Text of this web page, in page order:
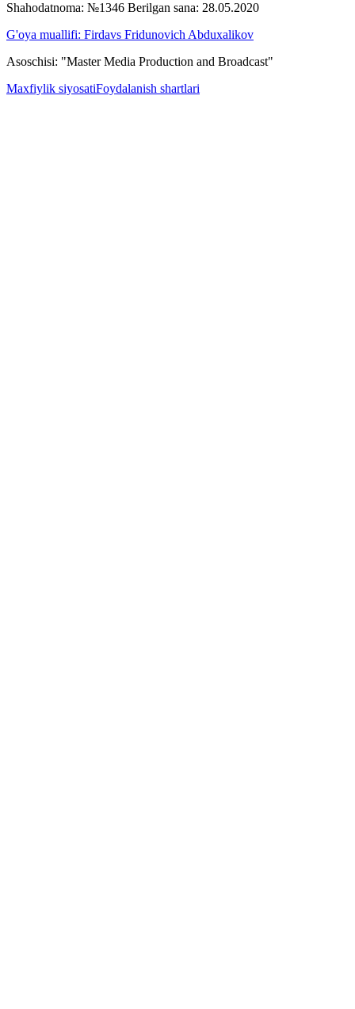
Shahodatnoma: №1346 Berilgan sana: 28.05.2020
G'oya muallifi: Firdavs Fridunovich Abduxalikov
Asoschisi: "Master Media Production and Broadcast"
Maxfiylik siyosatiFoydalanish shartlari